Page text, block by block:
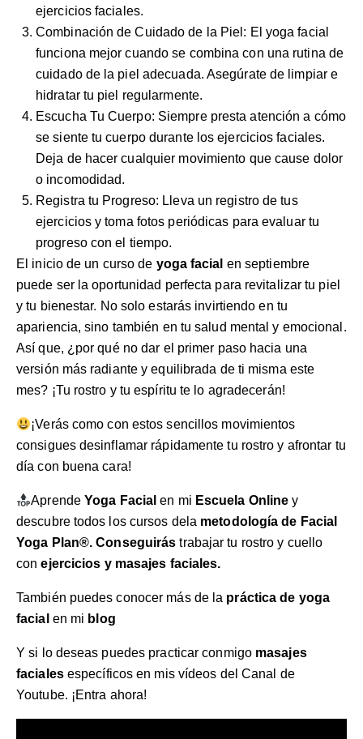
ejercicios faciales.
Combinación de Cuidado de la Piel: El yoga facial
funciona mejor cuando se combina con una rutina de
cuidado de la piel adecuada. Asegúrate de limpiar e
hidratar tu piel regularmente.
Escucha Tu Cuerpo: Siempre presta atención a cómo
se siente tu cuerpo durante los ejercicios faciales.
Deja de hacer cualquier movimiento que cause dolor
o incomodidad.
Registra tu Progreso: Lleva un registro de tus
ejercicios y toma fotos periódicas para evaluar tu
progreso con el tiempo.
El inicio de un curso de yoga facial en septiembre
puede ser la oportunidad perfecta para revitalizar tu piel
y tu bienestar. No solo estarás invirtiendo en tu
apariencia, sino también en tu salud mental y emocional.
Así que, ¿por qué no dar el primer paso hacia una
versión más radiante y equilibrada de ti misma este
mes? ¡Tu rostro y tu espíritu te lo agradecerán!
¡Verás como con estos sencillos movimientos
consigues desinflamar rápidamente tu rostro y afrontar tu
día con buena cara!
AprendeYoga Facial en mi Escuela Onliney
descubre todos los cursos dela metodología de Facial
Yoga Plan®. Conseguirás trabajar tu rostro y cuello
conejercicios y masajes faciales.
También puedes conocer más de la práctica de yoga
facial en mi blog
Y si lo deseas puedes practicar conmigo masajes
facialesespecíficos en mis vídeos del Canal de
Youtube. ¡Entra ahora!